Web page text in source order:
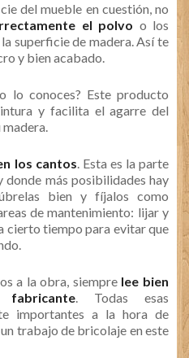
del mueble en cuestión, no
el polvo o los
superficie de madera. Así te
y bien acabado.
lo conoces? Este producto
y facilita el agarre del
madera.
los cantos. Esta es la parte
donde más posibilidades hay
bien y fíjalos como
de mantenimiento: lijar y
cierto tiempo para evitar que
a la obra, siempre lee bien
. Todas esas
importantes a la hora de
trabajo de bricolaje en este